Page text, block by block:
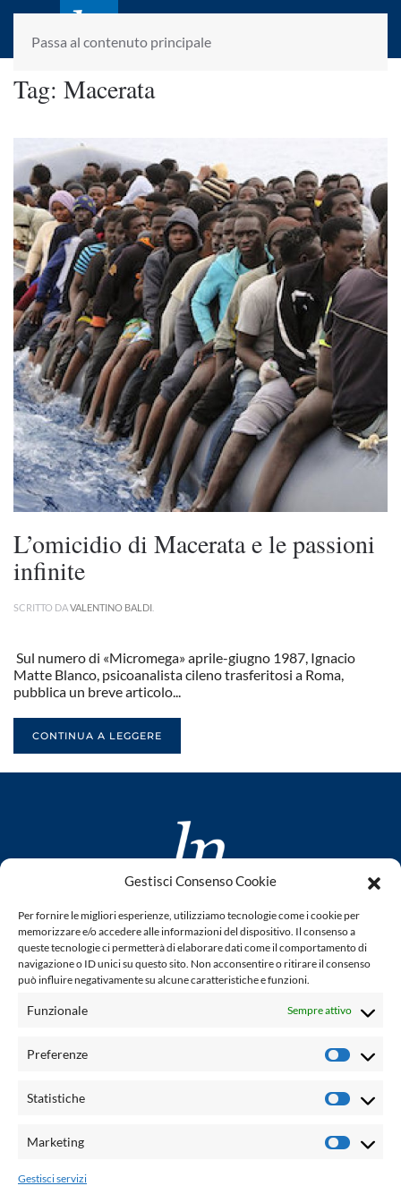
Gestisci Consenso Cookie
Per fornire le migliori esperienze, utilizziamo tecnologie come i cookie per
memorizzare e/o accedere alle informazioni del dispositivo. Il consenso a
queste tecnologie ci permetterà di elaborare dati come il comportamento di
navigazione o ID unici su questo sito. Non acconsentire o ritirare il consenso
può influire negativamente su alcune caratteristiche e funzioni.
Funzionale Sempre attivo
Preferenze
Statistiche
Marketing
Gestisci servizi
Passa al contenuto principale
laletteraturaenoi.it
fondato da Romano Luperini
Tag: Macerata
L’omicidio di Macerata e le passioni
infinite
SCRITTO DAVALENTINO BALDI
Sul numero di «Micromega» aprile-giugno 1987, Ignacio
Matte Blanco, psicoanalista cileno trasferitosi a Roma,
pubblica un breve articolo...
CONTINUA A LEGGERE
www.laletteraturaenoi.it
fondato da Romano Luperini
Questo blog non rappresenta una testata giornalistica in
quanto viene aggiornato senza alcuna periodicità. Non può
legge n° 62 del 7.03.2001. L'autore non è responsabile per
email: